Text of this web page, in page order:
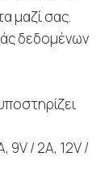
μαζί σας.
δεδομένων
9V / 2A, 12V /